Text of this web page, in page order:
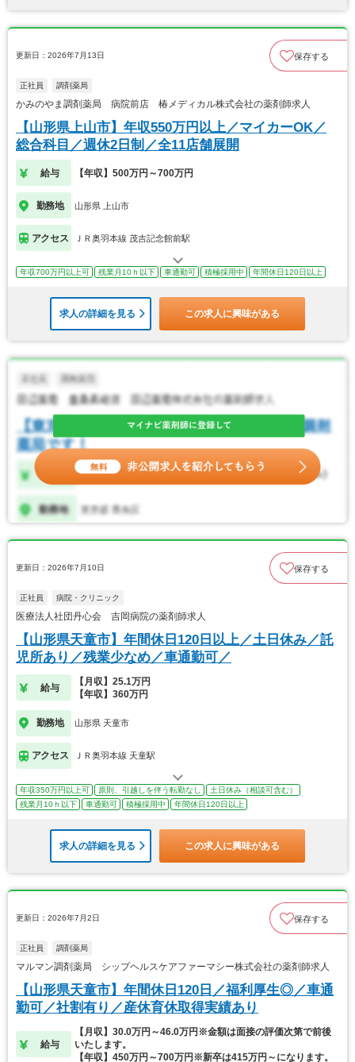
更新日：2026年7月13日 保存する
正社員 調剤薬局
かみのやま調剤薬局 病院前店 椿メディカル株式会社の薬剤師求人
【山形県上山市】年収550万円以上／マイカーOK／
総合科目／週休2日制／全11店舗展開
給与 【年収】500万円～700万円
勤務地 山形県 上山市
アクセス ＪＲ奥羽本線 茂吉記念館前駅
年収700万円以上可 残業月10ｈ以下 車通勤可 積極採用中 年間休日120日以上
求人の詳細を見る この求人に興味がある
更新日：2026年7月10日 保存する
正社員 病院・クリニック
医療法人社団丹心会 吉岡病院の薬剤師求人
【山形県天童市】年間休日120日以上／土日休み／託
児所あり／残業少なめ／車通勤可／
給与
【月収】25.1万円
【年収】360万円
勤務地 山形県 天童市
アクセス ＪＲ奥羽本線 天童駅
年収350万円以上可 原則、引越しを伴う転勤なし
土日休み（相談可含む）
残業月10ｈ以下
車通勤可 積極採用中 年間休日120日以上
求人の詳細を見る この求人に興味がある
更新日：2026年7月2日 保存する
正社員 調剤薬局
マルマン調剤薬局 シップヘルスケアファーマシー株式会社の薬剤師求人
【山形県天童市】年間休日120日／福利厚生◎／車通
勤可／社割有り／産休育休取得実績あり
給与
【月収】30.0万円～46.0万円※金額は面接の評価次第で前後
いたします。
【年収】450万円～700万円※新卒は415万円～になります。